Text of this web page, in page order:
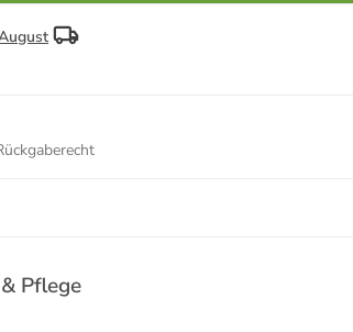
Pflege